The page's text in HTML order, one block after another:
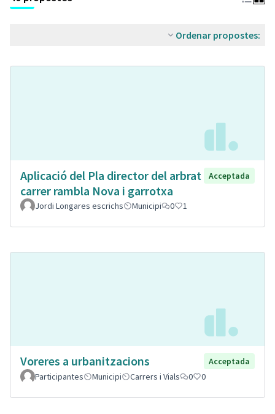
Ordenar propostes:
Aplicació del Pla director del arbrat
carrer rambla Nova i garrotxa
Acceptada
Jordi Longares escrichs Municipi 0 1
Voreres a urbanitzacions
Acceptada
Participantes
Municipi Carrers i Vials 0 0